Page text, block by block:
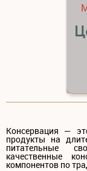
Консервация —
продукты на
питательные
качественные
компонентов по